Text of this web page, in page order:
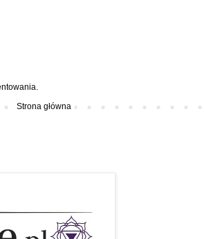
Strona główna